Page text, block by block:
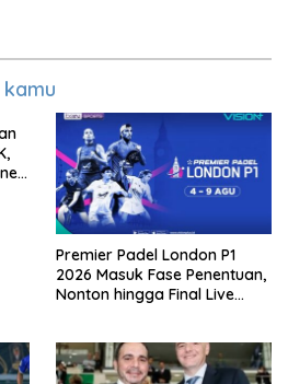
Premier Padel London P1
2026 Masuk Fase Penentuan,
Nonton hingga Final Live